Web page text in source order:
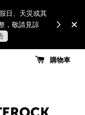
日、天災或其
，敬請見諒
for all
國
購物車